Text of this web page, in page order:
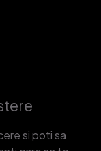
si poti sa